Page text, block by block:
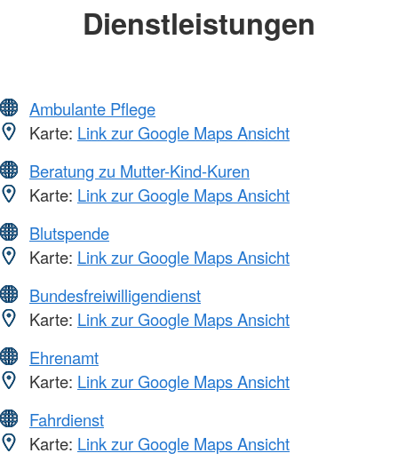
Dienstleistungen
Ambulante Pflege
Karte: Link zur Google Maps Ansicht
Beratung zu Mutter-Kind-Kuren
Karte: Link zur Google Maps Ansicht
Blutspende
Karte: Link zur Google Maps Ansicht
Bundesfreiwilligendienst
Karte: Link zur Google Maps Ansicht
Ehrenamt
Karte: Link zur Google Maps Ansicht
Fahrdienst
Karte: Link zur Google Maps Ansicht